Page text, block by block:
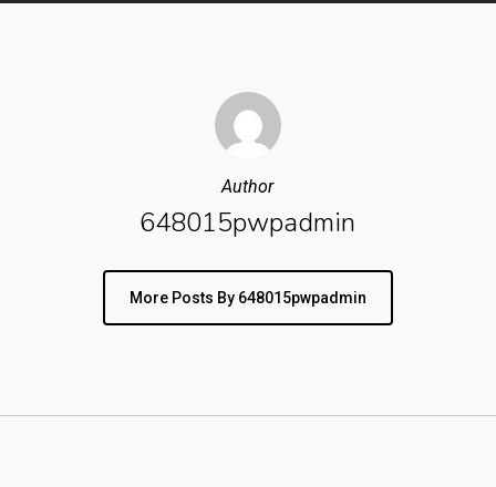
Author
648015pwpadmin
More Posts By 648015pwpadmin